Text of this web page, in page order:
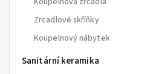
Zrcadlové skříňky
Koupelnový nábytek
Sanitární keramika